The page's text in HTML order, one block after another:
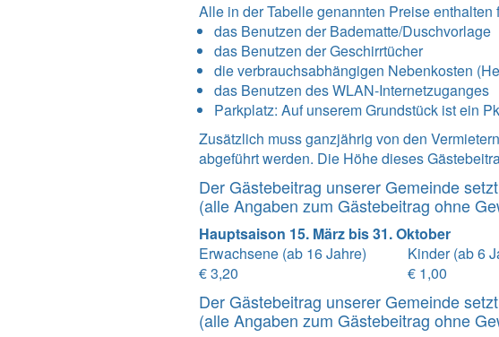
Alle in der Tabelle genannten Preise enthalten
das Benutzen der Badematte/Duschvorlage
das Benutzen der Geschirrtücher
die verbrauchsabhängigen Nebenkosten
das Benutzen des WLAN-Internetzuganges
Parkplatz: Auf unserem Grundstück ist ein
Zusätzlich muss ganzjährig von den
abgeführt werden. Die Höhe dieses
Der Gästebeitrag unserer Gemeinde
(alle Angaben zum Gästebeitrag ohne
Hauptsaison 15. März bis 31. Oktober
Erwachsene (ab 16 Jahre)
€ 3,20
Kinder (ab 6
€ 1,00
Der Gästebeitrag unserer Gemeinde
(alle Angaben zum Gästebeitrag ohne